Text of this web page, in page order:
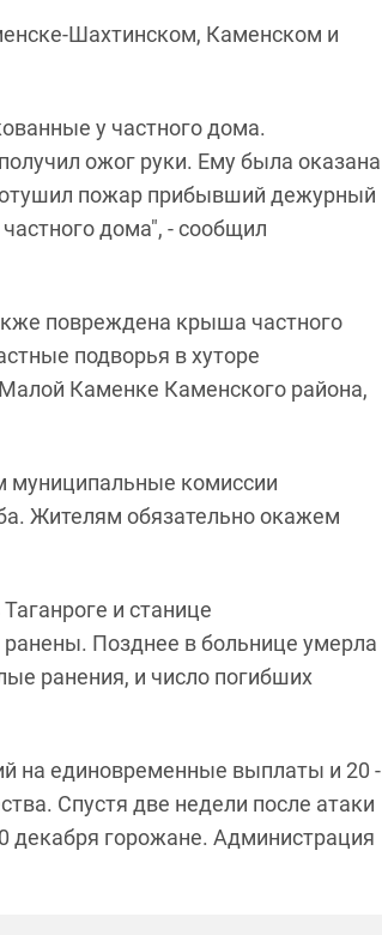
Шахтинском, Каменском и
у частного дома.
ожог руки. Ему была оказана
пожар прибывший дежурный
дома", - сообщил
повреждена крыша частного
подворья в хуторе
Каменке Каменского района,
муниципальные комиссии
Жителям обязательно окажем
и станице
Позднее в больнице умерла
ранения, и число погибших
на единовременные выплаты и 20 -
Спустя две недели после атаки
декабря горожане. Администрация